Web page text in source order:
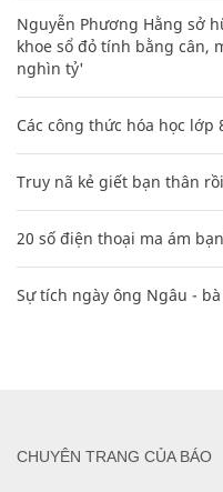
Nguyễn Phương Hằng sở
khoe sổ đỏ tính bằng cân,
nghìn tỷ'
Các công thức hóa học lớp
Truy nã kẻ giết bạn thân
20 số điện thoại ma ám
Sự tích ngày ông Ngâu -
CHUYÊN TRANG CỦA BÁO